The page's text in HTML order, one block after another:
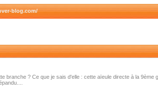
blog.com/
branche ? Ce que je sais d'elle : cette aïeule directe à la 9ème